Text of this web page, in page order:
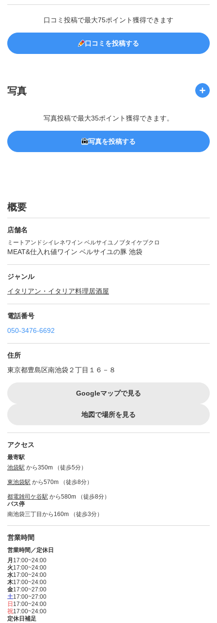
口コミ投稿で最大75ポイント獲得できます
口コミを投稿する
写真
写真投稿で最大35ポイント獲得できます。
写真を投稿する
概要
店舗名
ミートアンドシイレネワイン ベルサイユノブタイケブクロ
MEAT&仕入れ値ワイン ベルサイユの豚 池袋
ジャンル
イタリアン・イタリア料理居酒屋
電話番号
050-3476-6692
住所
東京都豊島区南池袋２丁目１６－８
Googleマップで見る
地図で場所を見る
アクセス
最寄駅
池袋駅 から350m （徒歩5分）
東池袋駅 から570m （徒歩8分）
都電雑司ケ谷駅 から580m （徒歩8分）
バス停
南池袋三丁目から160m （徒歩3分）
営業時間
営業時間／定休日
月 17:00~24:00
火17:00~24:00
水17:00~24:00
木17:00~24:00
金17:00~27:00
土17:00~27:00
日 17:00~24:00
祝17:00~24:00
定休日補足